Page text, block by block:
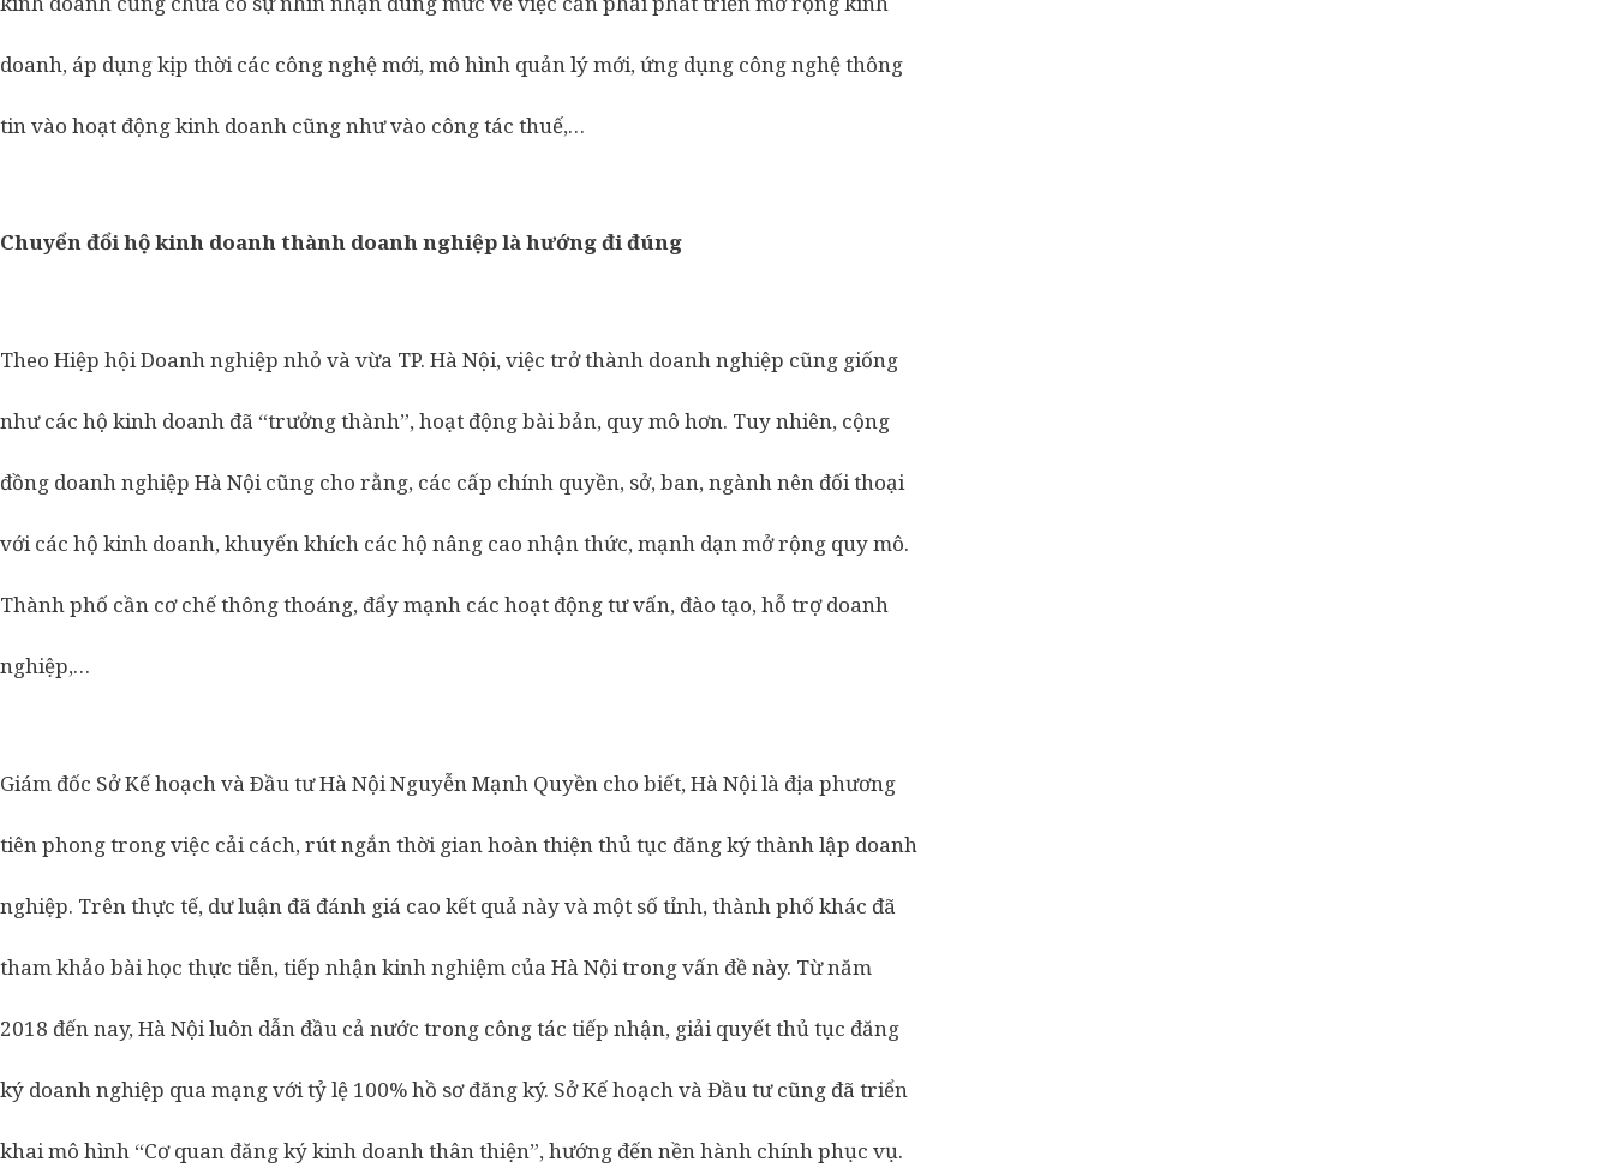
doanh, áp dụng kịp thời các công nghệ mới, mô hình quản lý mới, ứng dụng công nghệ thông
tin vào hoạt động kinh doanh cũng như vào công tác thuế,…
Chuyển đổi hộ kinh doanh thành doanh nghiệp là hướng đi đúng
Theo Hiệp hội Doanh nghiệp nhỏ và vừa TP. Hà Nội, việc trở thành doanh nghiệp cũng giống
như các hộ kinh doanh đã “trưởng thành”, hoạt động bài bản, quy mô hơn. Tuy nhiên, cộng
đồng doanh nghiệp Hà Nội cũng cho rằng, các cấp chính quyền, sở, ban, ngành nên đối thoại
với các hộ kinh doanh, khuyến khích các hộ nâng cao nhận thức, mạnh dạn mở rộng quy mô.
Thành phố cần cơ chế thông thoáng, đẩy mạnh các hoạt động tư vấn, đào tạo, hỗ trợ doanh
nghiệp,…
Giám đốc Sở Kế hoạch và Ðầu tư Hà Nội Nguyễn Mạnh Quyền cho biết, Hà Nội là địa phương
tiên phong trong việc cải cách, rút ngắn thời gian hoàn thiện thủ tục đăng ký thành lập doanh
nghiệp. Trên thực tế, dư luận đã đánh giá cao kết quả này và một số tỉnh, thành phố khác đã
tham khảo bài học thực tiễn, tiếp nhận kinh nghiệm của Hà Nội trong vấn đề này. Từ năm
2018 đến nay, Hà Nội luôn dẫn đầu cả nước trong công tác tiếp nhận, giải quyết thủ tục đăng
ký doanh nghiệp qua mạng với tỷ lệ 100% hồ sơ đăng ký. Sở Kế hoạch và Đầu tư cũng đã triển
khai mô hình “Cơ quan đăng ký kinh doanh thân thiện”, hướng đến nền hành chính phục vụ.